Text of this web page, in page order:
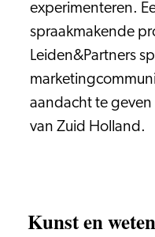
experimenteren.
spraakmakende
Leiden&Partners
aandacht te geven
van Zuid Holland.
Kunst en